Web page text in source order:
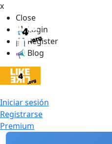
x
Close
Login
Register
Blog
Iniciar sesión
Registrarse
Premium